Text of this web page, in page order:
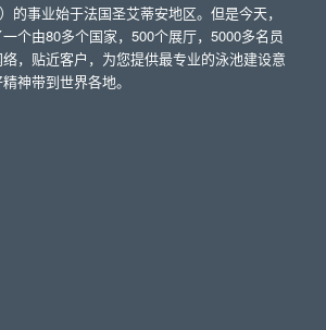
的事业始于法国圣艾蒂安地区。但是今天，
个由80多个国家，500个展厅，5000多名员
，贴近客户，为您提供最专业的泳池建设意
神带到世界各地。